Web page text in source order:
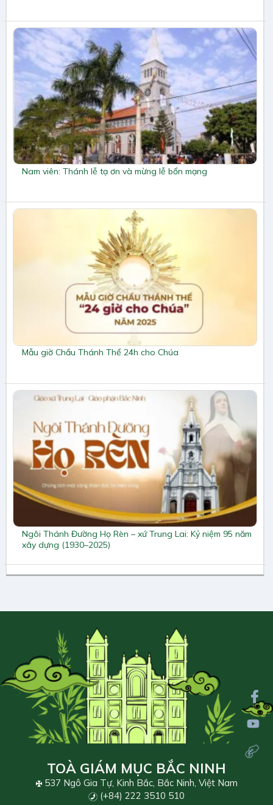
Nam viên: Thánh lễ tạ ơn và mừng lễ bổn mạng
Mẫu giờ Chầu Thánh Thể 24h cho Chúa
Ngôi Thánh Đường Họ Rèn – xứ Trung Lai: Kỷ niệm 95 năm
xây dựng (1930–2025)
TOÀ GIÁM MỤC BẮC NINH
537 Ngô Gia Tự, Kinh Bắc, Bắc Ninh, Việt Nam
(+84) 222 3510 510